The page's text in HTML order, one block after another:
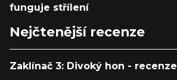
funguje střílení
Nejčtenější recenze
Zaklínač 3: Divoký hon - recenze